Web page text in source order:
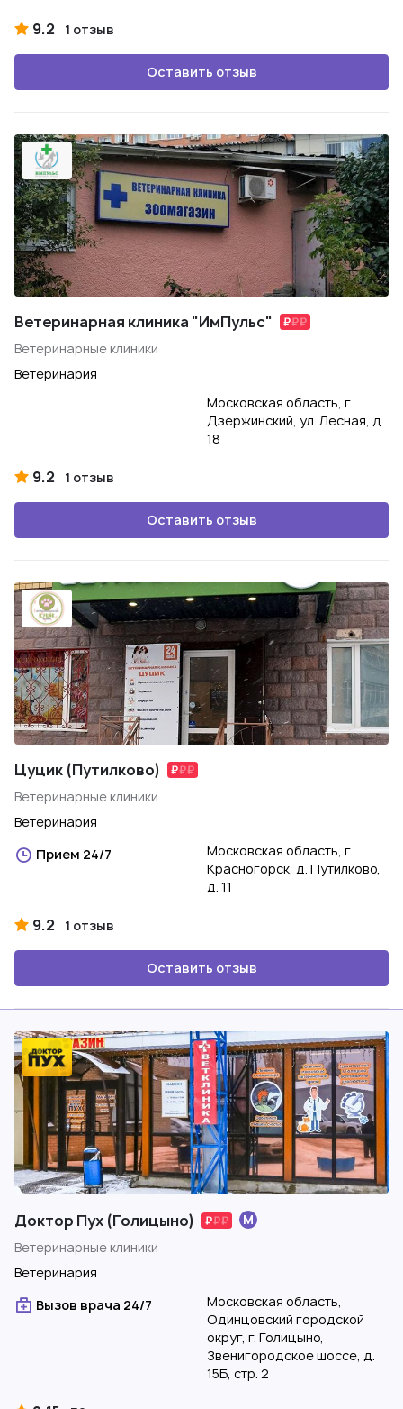
9.2 1 отзыв
Оставить отзыв
Ветеринарная клиника "ИмПульс"
Ветеринарные клиники
Ветеринария
Московская область, г.
Дзержинский, ул. Лесная, д.
18
9.2 1 отзыв
Оставить отзыв
Цуцик (Путилково)
Ветеринарные клиники
Ветеринария
Прием 24/7
Московская область, г.
Красногорск, д. Путилково,
д. 11
9.2 1 отзыв
Оставить отзыв
Доктор Пух (Голицыно)
Ветеринарные клиники
Ветеринария
Вызов врача 24/7
Московская область,
Одинцовский городской
округ, г. Голицыно,
Звенигородское шоссе, д.
15Б, стр. 2